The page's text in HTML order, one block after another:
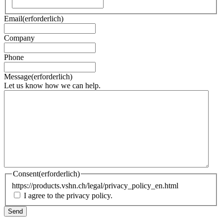
Email(erforderlich)
Company
Phone
Message(erforderlich)
Let us know how we can help.
Consent(erforderlich)
https://products.vshn.ch/legal/privacy_policy_en.html
I agree to the privacy policy.